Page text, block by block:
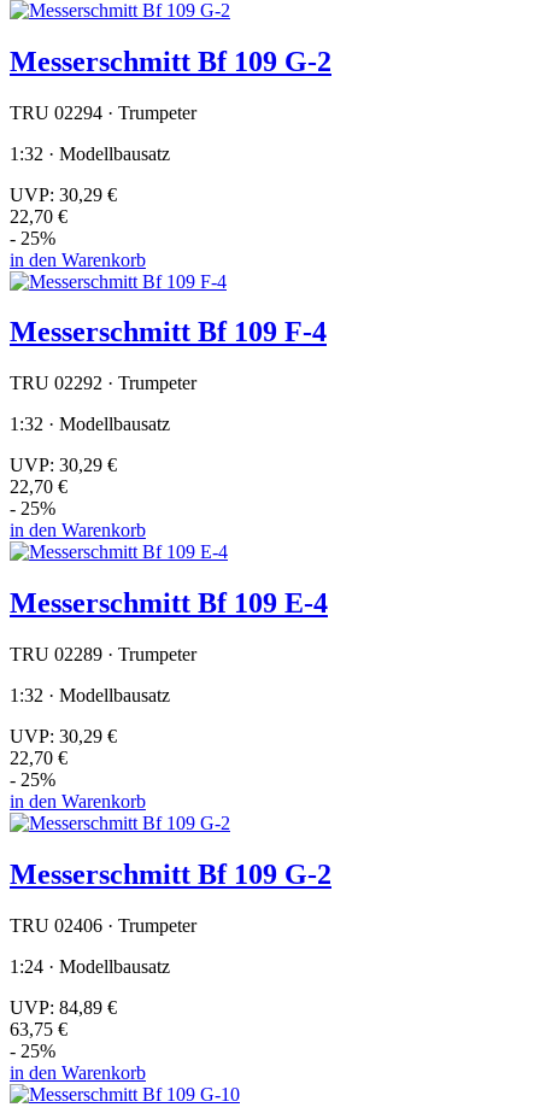
Messerschmitt Bf 109 G-2
TRU 02294 · Trumpeter
1:32 · Modellbausatz
UVP: 30,29 €
22,70 €
- 25%
in den Warenkorb
Messerschmitt Bf 109 F-4
TRU 02292 · Trumpeter
1:32 · Modellbausatz
UVP: 30,29 €
22,70 €
- 25%
in den Warenkorb
Messerschmitt Bf 109 E-4
TRU 02289 · Trumpeter
1:32 · Modellbausatz
UVP: 30,29 €
22,70 €
- 25%
in den Warenkorb
Messerschmitt Bf 109 G-2
TRU 02406 · Trumpeter
1:24 · Modellbausatz
UVP: 84,89 €
63,75 €
- 25%
in den Warenkorb